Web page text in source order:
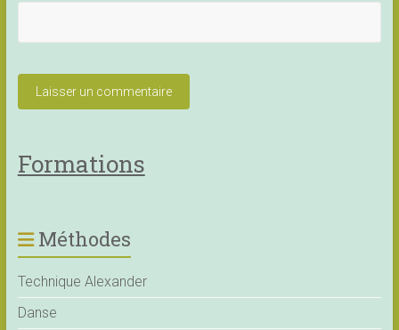
Formations
Méthodes
Technique Alexander
Danse